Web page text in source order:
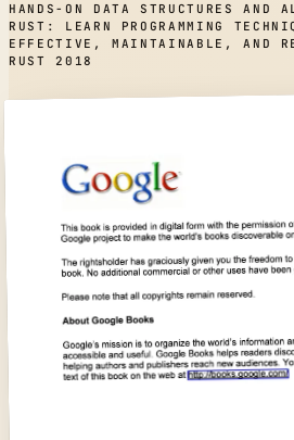
HANDS-ON DATA STRUCTURES AND
RUST: LEARN PROGRAMMING
EFFECTIVE, MAINTAINABLE, AND
RUST 2018